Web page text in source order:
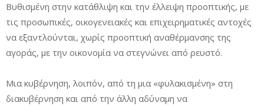
Βυθισμένη στην κατάθλιψη και την έλλειψη προοπτικής, με
τις προσωπικές, οικογενειακές και επιχειρηματικές αντοχές
να εξαντλούνται, χωρίς προοπτική αναθέρμανσης της
αγοράς, με την οικονομία να στεγνώνει από ρευστό.
Μια κυβέρνηση, λοιπόν, από τη μια «φυλακισμένη» στη
διακυβέρνηση και από την άλλη αδύναμη να